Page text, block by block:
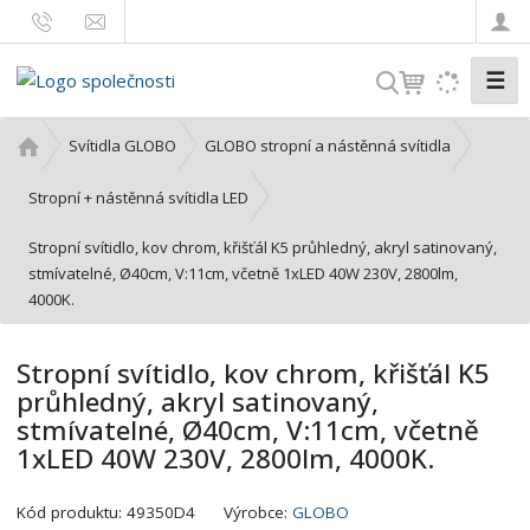
V
h
a
t
☰
o
n
í
s
t
a
n
a
Svítidla GLOBO GLOBO stropní a nástěnná svítidla
Stropní + nástěnná svítidla LED
Stropní svítidlo, kov chrom, křišťál K5 průhledný, akryl satinovaný,
stmívatelné, Ø40cm, V:11cm, včetně 1xLED 40W 230V, 2800lm,
4000K.
Stropní svítidlo, kov chrom, křišťál K5
průhledný, akryl satinovaný,
stmívatelné, Ø40cm, V:11cm, včetně
1xLED 40W 230V, 2800lm, 4000K.
Kód produktu:49350D4
K
Výrobce:GLOBO